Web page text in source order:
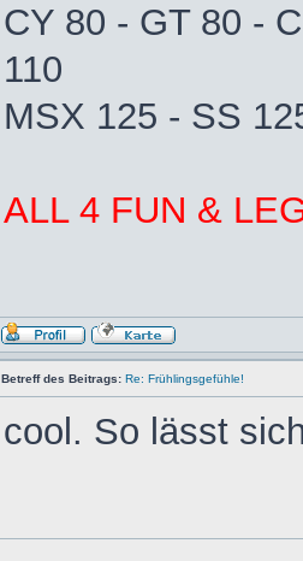
CY 80 - GT 80 -
110
MSX 125 - SS
ALL 4 FUN &
Betreff des Beitrags: Re: Frühlingsgefühle!
cool. So lässt